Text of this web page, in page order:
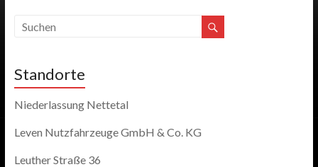
Standorte
Niederlassung Nettetal
Leven Nutzfahrzeuge GmbH & Co. KG
Leuther Straße 36